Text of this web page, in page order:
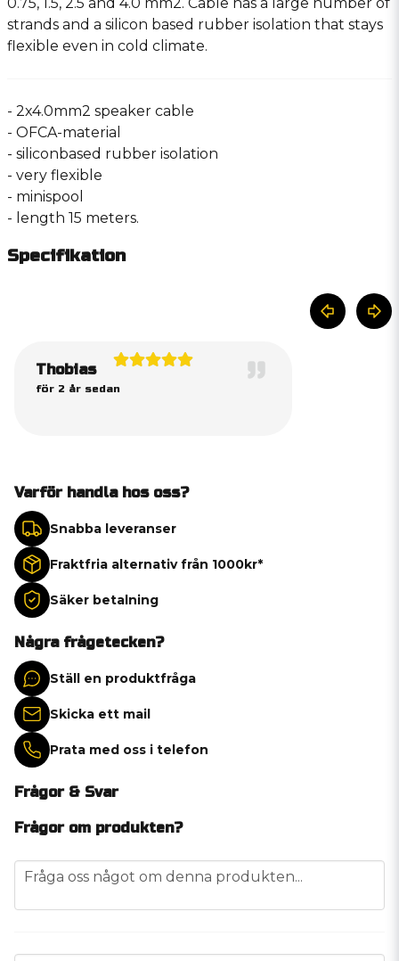
strands and a silicon based rubber isolation that stays
flexible even in cold climate.
- 2x4.0mm2 speaker cable
- OFCA-material
- siliconbased rubber isolation
- very flexible
- minispool
- length 15 meters.
Specifikation
Thobias
för 2 år sedan
Varför handla hos oss?
Snabba leveranser
Fraktfria alternativ från 1000kr*
Säker betalning
Några frågetecken?
Ställ en produktfråga
Skicka ett mail
Prata med oss i telefon
Frågor & Svar
Frågor om produkten?
question
Fråga oss något om denna produkten...